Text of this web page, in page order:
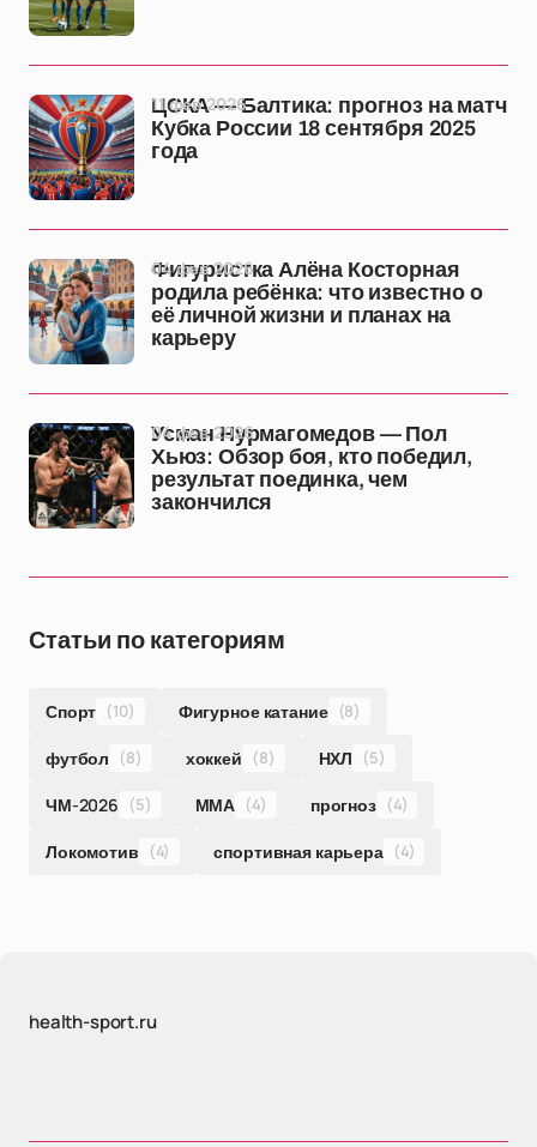
ЦСКА — Балтика: прогноз на матч
Кубка России 18 сентября 2025
года
11 фев 2026
Фигуристка Алёна Косторная
родила ребёнка: что известно о
её личной жизни и планах на
карьеру
04 фев 2026
Усман Нурмагомедов — Пол
Хьюз: Обзор боя, кто победил,
результат поединка, чем
закончился
04 фев 2026
Статьи по категориям
Спорт (10) Фигурное катание (8)
футбол (8) хоккей (8) НХЛ (5)
ЧМ-2026 (5) ММА (4) прогноз (4)
Локомотив (4) спортивная карьера (4)
health-sport.ru